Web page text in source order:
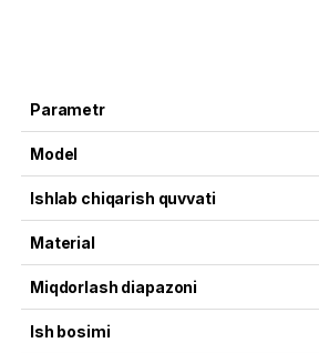
Parametr
Model
Ishlab chiqarish quvvati
Material
Miqdorlash diapazoni
Ish bosimi